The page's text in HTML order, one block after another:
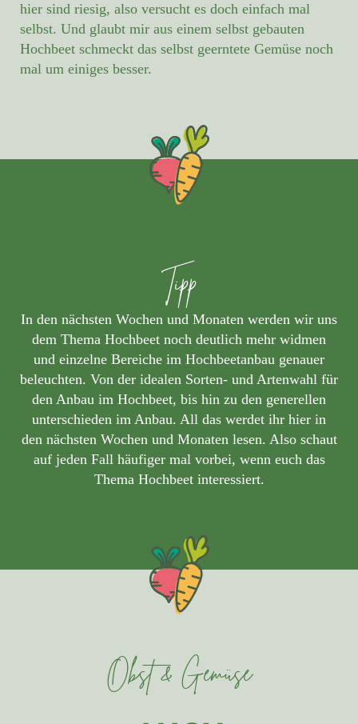
hier sind riesig, also versucht es doch einfach mal
selbst. Und glaubt mir aus einem selbst gebauten
Hochbeet schmeckt das selbst geerntete Gemüse noch
mal um einiges besser.
Tipp
In den nächsten Wochen und Monaten werden wir uns
dem Thema Hochbeet noch deutlich mehr widmen
und einzelne Bereiche im Hochbeetanbau genauer
beleuchten. Von der idealen Sorten- und Artenwahl für
den Anbau im Hochbeet, bis hin zu den generellen
unterschieden im Anbau. All das werdet ihr hier in
den nächsten Wochen und Monaten lesen. Also schaut
auf jeden Fall häufiger mal vorbei, wenn euch das
Thema Hochbeet interessiert.
Obst & Gemüse